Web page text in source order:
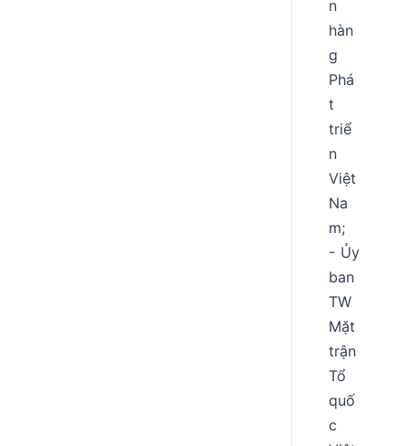
n
hàn
g
Phá
t
triể
n
Việt
Na
m;
- Ủy
ban
TW
Mặt
trận
Tổ
quố
c